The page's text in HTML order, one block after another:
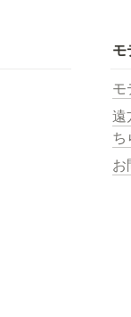
モ
モ
遠
ち
お